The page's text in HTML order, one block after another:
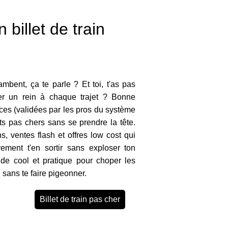
billet de train
ça te parle ? Et toi, t'as pas
un rein à chaque trajet ? Bonne
(validées par les pros du système
pas chers sans se prendre la tête.
ventes flash et offres low cost qui
t'en sortir sans exploser ton
cool et pratique pour choper les
te faire pigeonner.
Billet de train pas cher